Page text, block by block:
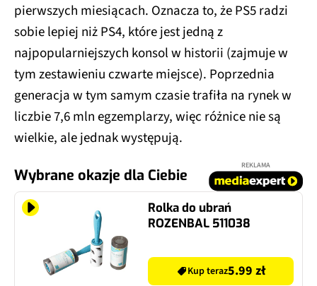
pierwszych miesiącach. Oznacza to, że PS5 radzi
sobie lepiej niż PS4, które jest jedną z
najpopularniejszych konsol w historii (zajmuje w
tym zestawieniu czwarte miejsce). Poprzednia
generacja w tym samym czasie trafiła na rynek w
liczbie 7,6 mln egzemplarzy, więc różnice nie są
wielkie, ale jednak występują.
Wybrane okazje dla Ciebie
REKLAMA
Rolka do ubrań
ROZENBAL 511038
Kup teraz5.99 zł